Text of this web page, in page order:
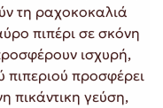
τη ραχοκοκαλιά
πιπέρι σε σκόνη
ισχυρή,
πιπεριού προσφέρει
πικάντικη γεύση,